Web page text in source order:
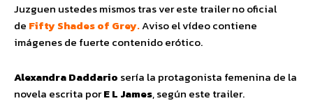
Juzguen ustedes mismos tras ver este trailer no oficial
de Fifty Shades of Grey.Aviso el vídeo contiene
imágenes de fuerte contenido erótico.
Alexandra Daddario sería la protagonista femenina de la
novela escrita porE L James, según este trailer.